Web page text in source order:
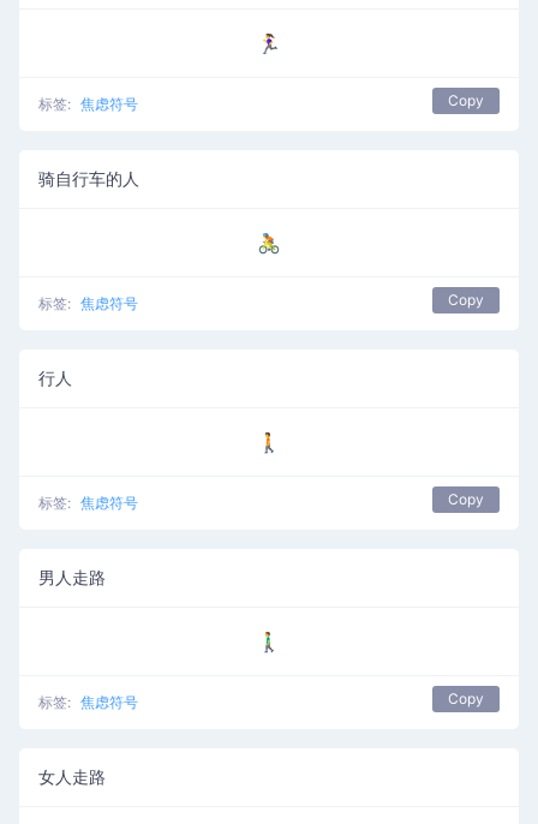
🏃‍♀️
标签: 焦虑符号 Copy
骑自行车的人
🚴
标签: 焦虑符号 Copy
行人
🚶
标签: 焦虑符号 Copy
男人走路
🚶‍♂️
标签: 焦虑符号 Copy
女人走路